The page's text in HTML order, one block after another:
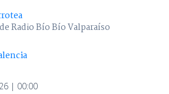
Radio Bío Bío Valparaíso
| 00:00